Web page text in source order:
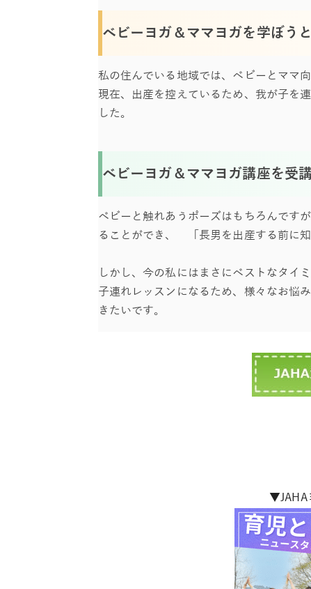
ベビーヨガ＆ママヨガを学ぼう
私の住んでいる地域では、ベビーとママ
現在、出産を控えているため、我が子を
した。
ベビーヨガ＆ママヨガ講座を受
ベビーと触れあうポーズはもちろんです
ることができ、 「長男を出産する前に
しかし、今の私にはまさにベストなタイ
子連れレッスンになるため、様々なお悩
きたいです。
▼JAHA